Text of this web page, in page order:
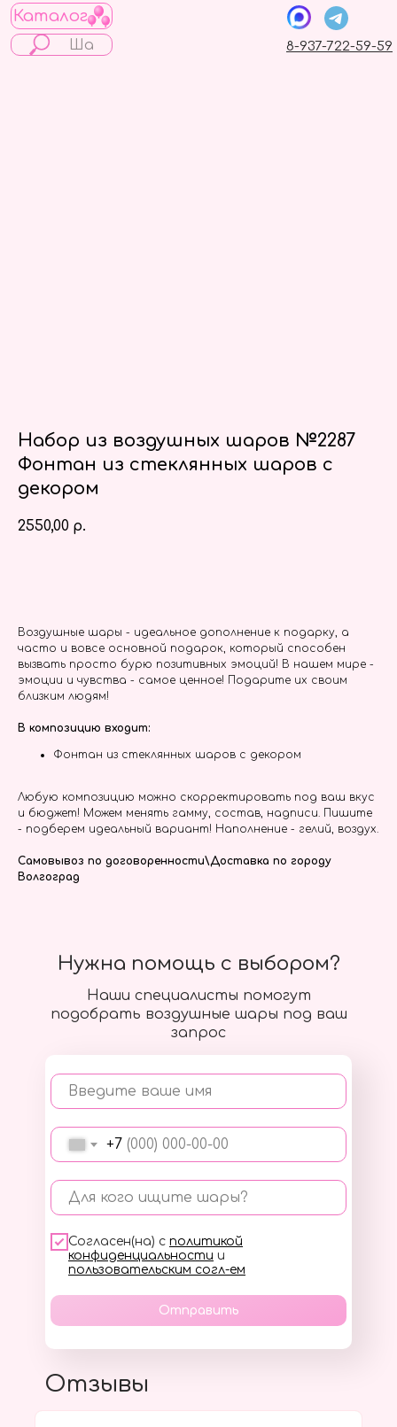
Каталог
8-937-722-59-59
Набор из воздушных шаров №2287
Фонтан из стеклянных шаров с
декором
2550,00 р.
Воздушные шары - идеальное дополнение к подарку, а
часто и вовсе основной подарок, который способен
вызвать просто бурю позитивных эмоций! В нашем мире -
эмоции и чувства - самое ценное! Подарите их своим
близким людям!
В композицию входит:
Фонтан из стеклянных шаров с декором
Любую композицию можно скорректировать под ваш вкус
и бюджет! Можем менять гамму, состав, надписи. Пишите
- подберем идеальный вариант! Наполнение - гелий, воздух.
Самовывоз по договоренности\Доставка по городу
Волгоград
Наши специалисты помогут
подобрать воздушные шары под ваш
запрос
Введите ваше имя
+7
Для кого ищите шары?
Согласен(на) с политикой
конфиденциальности и
пользовательским согл-ем
Отправить
Нужна помощь с выбором?
Отзывы